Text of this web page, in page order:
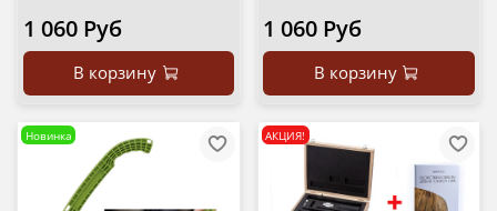
1 060 Руб
В корзину
1 060 Руб
В корзину
Новинка АКЦИЯ!